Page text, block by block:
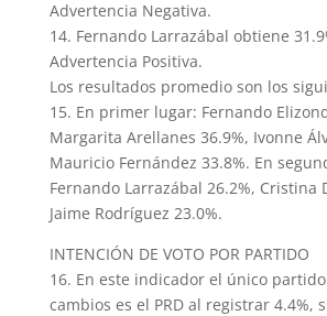
Advertencia Negativa.
14. Fernando Larrazábal obtiene
Advertencia Positiva.
Los resultados promedio son los
15. En primer lugar: Fernando
Margarita Arellanes 36.9%, Ivonne
Mauricio Fernández 33.8%. En
Fernando Larrazábal 26.2%, Cristina
Jaime Rodríguez 23.0%.
INTENCIÓN DE VOTO POR PARTIDO
16. En este indicador el único
cambios es el PRD al registrar 4.4%,